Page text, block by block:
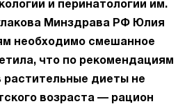
и перинатологии им.
Минздрава РФ Юлия
необходимо смешанное
что по рекомендациям
диеты не
возраста — рацион